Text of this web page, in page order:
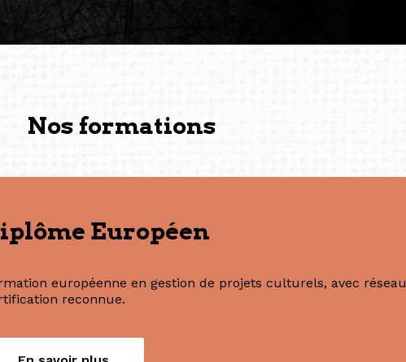
— Vanini Belarmino (Singapore /Germany)
(Photography: Geric Cruz)